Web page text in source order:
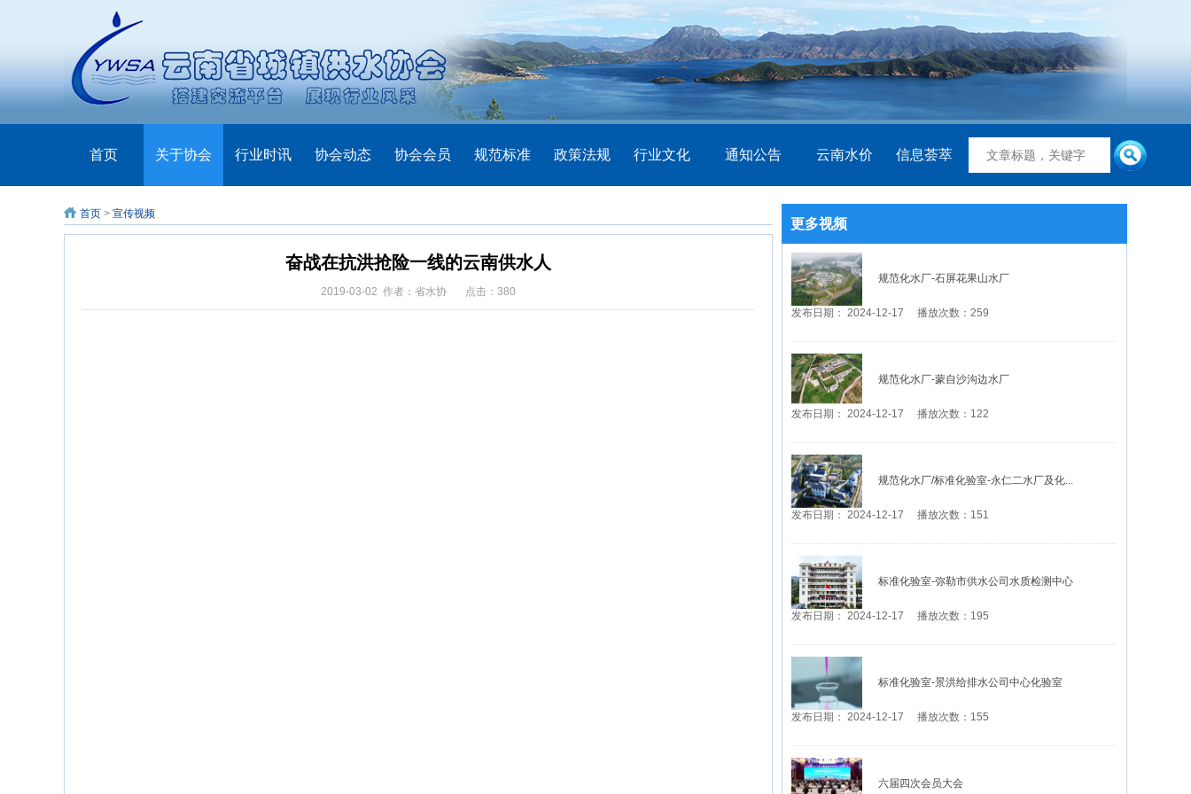
首页 关于协会 行业时讯 协会动态 协会会员 规范标准 政策法规 行业文化 通知公告 云南水价 信息荟萃
首页 > 宣传视频
奋战在抗洪抢险一线的云南供水人
2019-03-02 作者：省水协 点击： 380
更多视频
规范化水厂-石屏花果山水厂
发布日期： 2024-12-17 播放次数：259
规范化水厂-蒙自沙沟边水厂
发布日期： 2024-12-17 播放次数：122
规范化水厂/标准化验室-永仁二水厂及化...
发布日期： 2024-12-17 播放次数：151
标准化验室-弥勒市供水公司水质检测中心
发布日期： 2024-12-17 播放次数：195
标准化验室-景洪给排水公司中心化验室
发布日期： 2024-12-17 播放次数：155
六届四次会员大会